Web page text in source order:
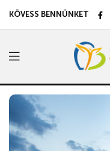
KÖVESS BENNÜNKET